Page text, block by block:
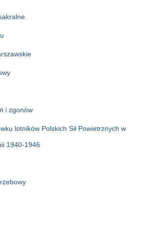
i zgonów
lotników Polskich Sił Powietrznych w
1940-1946